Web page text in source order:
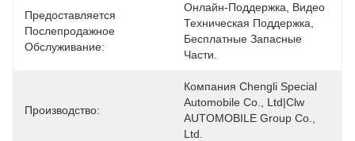
Предоставляется
Послепродажное
Обслуживание:
Онлайн-Поддержка, Видео
Техническая Поддержка,
Бесплатные Запасные
Части.
Производство:
Компания Chengli Special
Automobile Co., Ltd|Clw
AUTOMOBILE Group Co.,
Ltd.